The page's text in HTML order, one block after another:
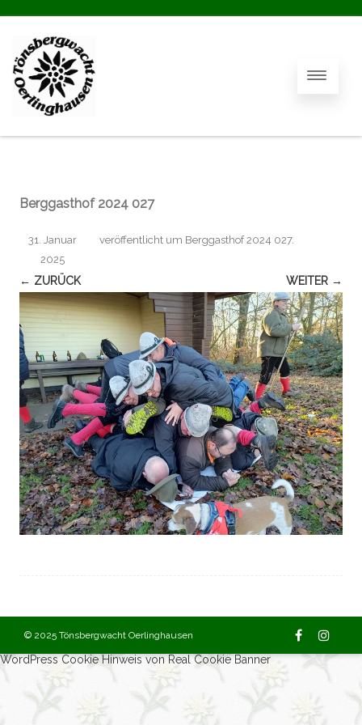
Berggasthof 2024 027
veröffentlicht
31. Januar
2025
um Berggasthof 2024 027.
← ZURÜCK WEITER →
© 2025 Tönsbergwacht Oerlinghausen
WordPress Cookie Hinweis von Real Cookie Banner